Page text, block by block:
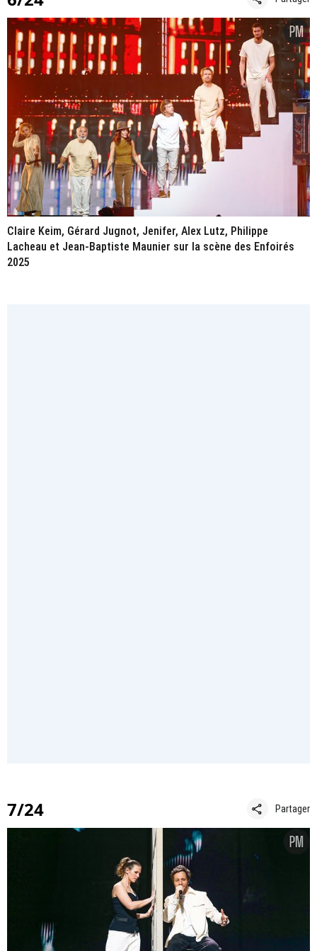
Claire Keim, Gérard Jugnot, Jenifer, Alex Lutz, Philippe
Lacheau et Jean-Baptiste Maunier sur la scène des Enfoirés
2025
7/24 share Partager